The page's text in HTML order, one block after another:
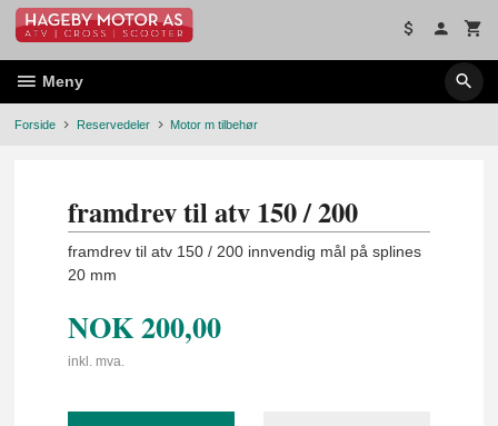
Gå
innholdet
Meny
Forside Reservedeler Motor m tilbehør
framdrev til atv 150 / 200
framdrev til atv 150 / 200 innvendig mål på splines
20 mm
NOK200,00
inkl. mva.